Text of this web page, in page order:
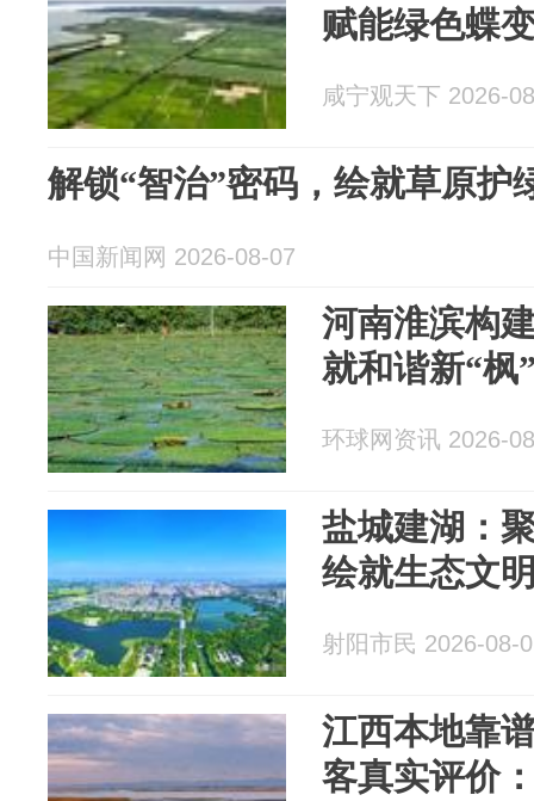
赋能绿色蝶
咸宁观天下 2026-
解锁“智治”密码，绘就草原护
中国新闻网 2026-08-07
河南淮滨构
就和谐新“枫
环球网资讯 2026-
盐城建湖：
绘就生态文
射阳市民 2026-08-
江西本地靠
客真实评价